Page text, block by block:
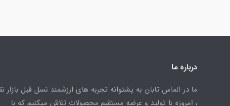
درباره ما
ما در الماس تابان به پشتوانه تجربه های ارزشمند نسل قبل بازار
، امروزه با تولید و عرضه مستقیم محصولات تلاش میکنیم که با